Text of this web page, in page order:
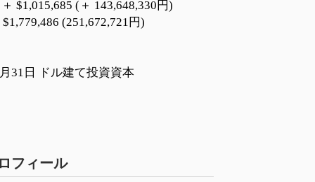
$1,015,685 (＋ 143,648,330円)
(251,672,721円)
31日 ドル建て投資資本
フィール